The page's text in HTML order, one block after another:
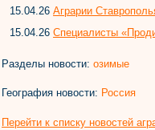
15.04.26 Аграрии
15.04.26 Специалисты
Разделы новости: озимые
География новости: Россия
Перейти к списку новостей